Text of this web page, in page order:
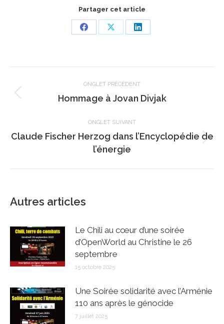
Partager cet article
Share
Share
Share
de
commentaire
ONGLET PRÉCÉDENT
Onglet
Hommage à Jovan Divjak
ONGLET SUIVANT
Onglet
suivant
Claude Fischer Herzog dans l’Encyclopédie de
l’énergie
Autres articles
Le Chili au cœur d’une soirée
d’OpenWorld au Christine le 26
septembre
15 octobre 2025
Une Soirée solidarité avec l’Arménie
110 ans après le génocide
7 juillet 2025